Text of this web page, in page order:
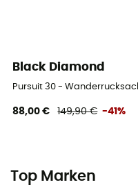
Black Diamond
Pursuit 30 -
88,00 € 149,90 € -41%
Top Marken